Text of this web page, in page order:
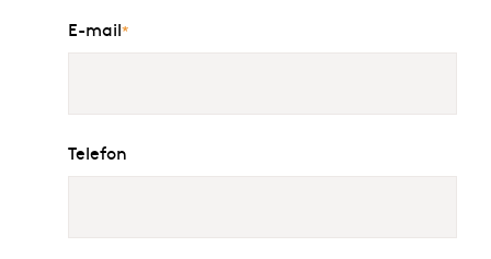
E-mail *
Telefon